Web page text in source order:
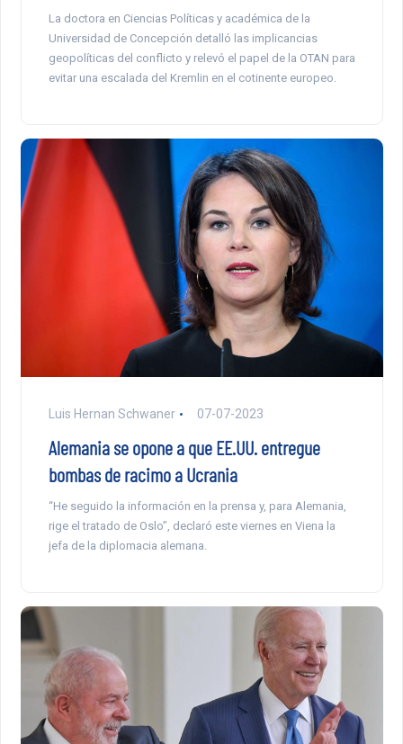
La doctora en Ciencias Políticas y académica de la
Universidad de Concepción detalló las implicancias
geopolíticas del conflicto y relevó el papel de la OTAN para
evitar una escalada del Kremlin en el cotinente europeo.
Luis Hernan Schwaner 07-07-2023
Alemania se opone a que EE.UU. entregue
bombas de racimo a Ucrania
“He seguido la información en la prensa y, para Alemania,
rige el tratado de Oslo”, declaró este viernes en Viena la
jefa de la diplomacia alemana.